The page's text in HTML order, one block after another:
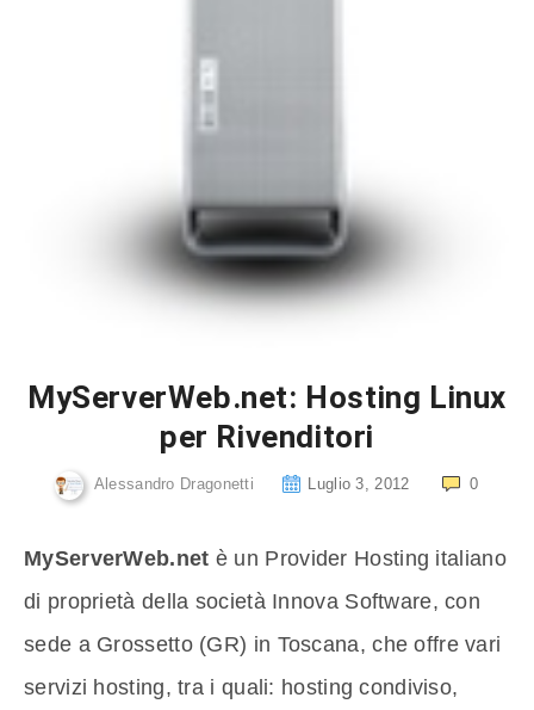
MyServerWeb.net: Hosting Linux
per Rivenditori
Alessandro Dragonetti Luglio 3, 2012 0
MyServerWeb.net è un Provider Hosting italiano
di proprietà della società Innova Software, con
sede a Grossetto (GR) in Toscana, che offre vari
servizi hosting, tra i quali: hosting condiviso,